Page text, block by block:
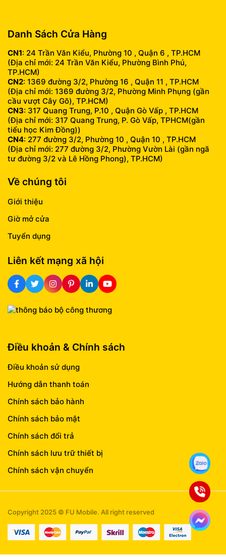
Danh Sách Cửa Hàng
CN1: 24 Trần Văn Kiểu, Phường 10 , Quận 6 , TP.HCM
(Địa chỉ mới: 24 Trần Văn Kiểu, Phường Bình Phú,
TP.HCM)
CN2: 1369 đường 3/2, Phường 16 , Quận 11 , TP.HCM
(Địa chỉ mới: 1369 đường 3/2, Phường Minh Phụng (gần
cầu vượt Cây Gõ), TP.HCM)
CN3: 317 Quang Trung, P.10 , Quận Gò Vấp , TP.HCM
(Địa chỉ mới: 317 Quang Trung, P. Gò Vấp, TPHCM(gần
tiểu học Kim Đồng))
CN4: 277 đường 3/2, Phường 10 , Quận 10 , TP.HCM
(Địa chỉ mới: 277 đường 3/2, Phường Vườn Lài (gần ngã
tư đường 3/2 và Lê Hồng Phong), TP.HCM)
Về chúng tôi
Giới thiệu
Giờ mở cửa
Tuyển dụng
Liên kết mạng xã hội
Điều khoản & Chính sách
Điều khoản sử dụng
Hướng dẫn thanh toán
Chính sách bảo hành
Chính sách bảo mật
Chính sách đổi trả
Chính sách lưu trữ thiết bị
Chính sách vận chuyển
Copyright 2025 © FU Mobile. All right reserved